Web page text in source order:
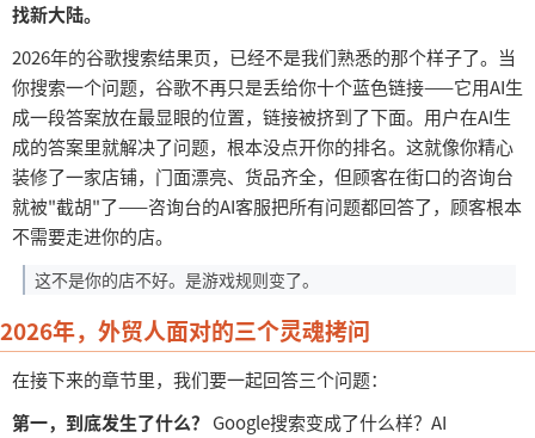
找新大陆。
2026年的谷歌搜索结果页，已经不是我们熟悉的那个样子了。当
你搜索一个问题，谷歌不再只是丢给你十个蓝色链接——它用AI生
成一段答案放在最显眼的位置，链接被挤到了下面。用户在AI生
成的答案里就解决了问题，根本没点开你的排名。这就像你精心
装修了一家店铺，门面漂亮、货品齐全，但顾客在街口的咨询台
就被"截胡"了——咨询台的AI客服把所有问题都回答了，顾客根本
不需要走进你的店。
这不是你的店不好。是游戏规则变了。
2026年，外贸人面对的三个灵魂拷问
在接下来的章节里，我们要一起回答三个问题：
第一，到底发生了什么？ Google搜索变成了什么样？AI